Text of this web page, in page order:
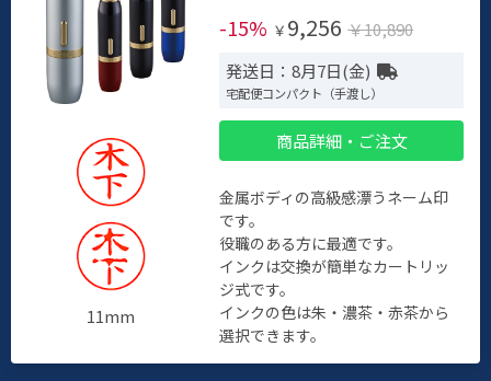
11mm
-15% ￥ 9,256 ￥10,890
発送日：8月7日(金)
宅配便コンパクト（手渡し）
商品詳細・ご注文
金属ボディの高級感漂うネーム印
です。
役職のある方に最適です。
インクは交換が簡単なカートリッ
ジ式です。
インクの色は朱・濃茶・赤茶から
選択できます。